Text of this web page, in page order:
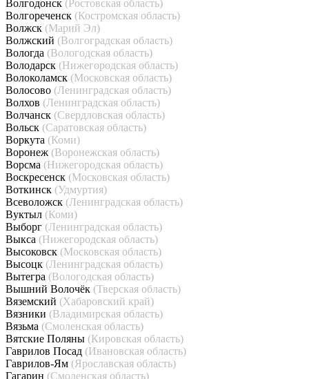
Волгодонск (Ростовская область)
Волгореченск (Костромская область)
Волжск (Марий Эл)
Волжский (Волгоградская область)
Вологда (Вологодская область)
Володарск (Нижегородская область)
Волоколамск (Московская область)
Волосово (Ленинградская область)
Волхов (Ленинградская область)
Волчанск (Свердловская область)
Вольск (Саратовская область)
Воркута (Коми)
Воронеж (Воронежская область)
Ворсма (Нижегородская область)
Воскресенск (Московская область)
Воткинск (Удмуртия)
Всеволожск (Ленинградская область)
Вуктыл (Коми)
Выборг (Ленинградская область)
Выкса (Нижегородская область)
Высоковск (Московская область)
Высоцк (Ленинградская область)
Вытегра (Вологодская область)
Вышний Волочёк (Тверская область)
Вяземский (Хабаровский край)
Вязники (Владимирская область)
Вязьма (Смоленская область)
Вятские Поляны (Кировская область)
Гаврилов Посад (Ивановская область)
Гаврилов-Ям (Ярославская область)
Гагарин (Смоленская область)